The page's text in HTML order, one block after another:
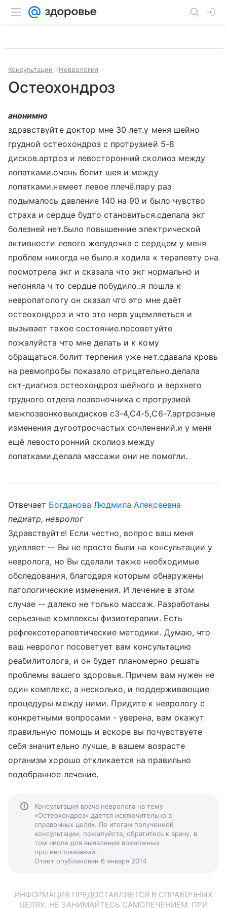
Консультации Неврология
Остеохондроз
анонимно
здравствуйте доктор мне 30 лет.у меня шейно
грудной остеохондроз с протрузией 5-8
дисков.артроз и левосторонний сколиоз между
лопатками.очень болит шея и между
лопатками.немеет левое плечё.пару раз
подымалось давление 140 на 90 и было чувство
страха и сердце будто становиться.сделала экг
болезней нет.было повышенние электрической
активности левого желудочка с сердцем у меня
проблем никогда не было.я ходила к терапевту она
посмотрела экг и сказала что экг нормально и
непоняла ч то сердце побудило..я пошла к
невропатологу он сказал что это мне даёт
остеохондроз и что это нерв ущемляеться и
вызывает такое состояние.посоветуйте
пожалуйста что мне делать и к кому
обращаться.болит терпения уже нет.сдавала кровь
на ревмопробы показало отрицательно.делала
скт-диагноз остеохондроз шейного и верхнего
грудного отдела позвоночника с протрузией
межпозвонковыхдисков с3-4,С4-5,С6-7.артрозные
изменения дугоотросчастых сочленений.и у меня
ещё левосторонний сколиоз между
лопатками.делала массажи они не помогли.
Отвечает Богданова Людмила Алексеевна
педиатр, невролог
Здравствуйте! Если честно, вопрос ваш меня
удивляет -- Вы не просто были на консультации у
невролога, но Вы сделали также необходимые
обследования, благодаря которым обнаружены
патологические изменения. И лечение в этом
случае -- далеко не только массаж. Разработаны
серьезные комплексы физиотерапии. Есть
рефлексотерапевтические методики. Думаю, что
ваш невролог посоветует вам консультацию
реабилитолога, и он будет планомерно решать
проблемы вашего здоровья. Причем вам нужен не
один комплекс, а несколько, и поддерживающие
процедуры между ними. Придите к неврологу с
конкретными вопросами - уверена, вам окажут
правильную помощь и вскоре вы почувствуете
себя значительно лучше, в вашем возрасте
организм хорошо откликается на правильно
подобранное лечение.
Консультация врача невролога на тему
«Остеохондроз» дается исключительно в
справочных целях. По итогам полученной
консультации, пожалуйста, обратитесь к врачу, в
том числе для выявления возможных
противопоказаний.
Ответ опубликован 6 января 2014
ИНФОРМАЦИЯ ПРЕДОСТАВЛЯЕТСЯ В СПРАВОЧНЫХ
ЦЕЛЯХ. НЕ ЗАНИМАЙТЕСЬ САМОЛЕЧЕНИЕМ. ПРИ